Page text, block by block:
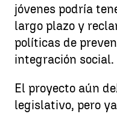
jóvenes podría
largo plazo y
políticas de
integración social.
El proyecto aún
legislativo, pero